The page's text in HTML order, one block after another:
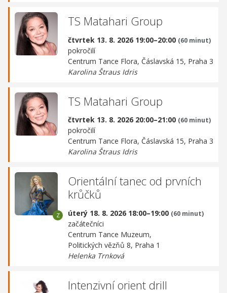
TS Matahari Group
čtvrtek 13. 8. 2026 19:00–20:00 (60 minut)
pokročilí
Centrum Tance Flora, Čáslavská 15, Praha 3
Karolina Štraus Idris
TS Matahari Group
čtvrtek 13. 8. 2026 20:00–21:00 (60 minut)
pokročilí
Centrum Tance Flora, Čáslavská 15, Praha 3
Karolina Štraus Idris
Orientální tanec od prvních
krůčků
úterý 18. 8. 2026 18:00–19:00 (60 minut)
začátečníci
Centrum Tance Muzeum,
Politických vězňů 8, Praha 1
Helenka Trnková
Intenzivní orient drill